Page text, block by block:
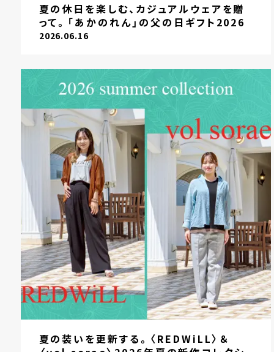
夏の休日を楽しむ、カジュアルウェアを贈
って。「あかのれん」の父の日ギフト2026
2026.06.16
夏の装いを更新する。〈REDWiLL〉＆